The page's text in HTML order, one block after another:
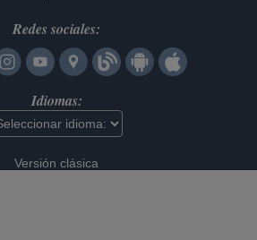
Redes sociales:
Idiomas:
Versión clásica